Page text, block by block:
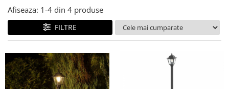
Afiseaza: 1-4 din 4 produse
FILTRE